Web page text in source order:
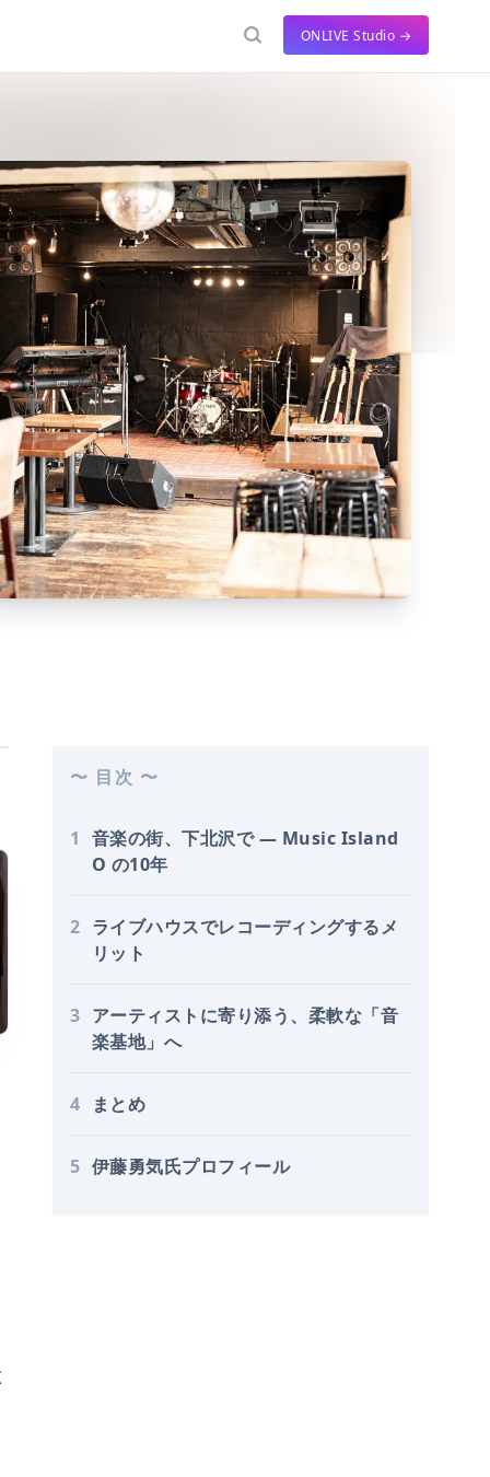
ONLIVE Studio →
〜 目次 〜
1 音楽の街、下北沢で — Music Island
O の10年
2 ライブハウスでレコーディングするメ
リット
3 アーティストに寄り添う、柔軟な「音
楽基地」へ
4 まとめ
5 伊藤勇気氏プロフィール